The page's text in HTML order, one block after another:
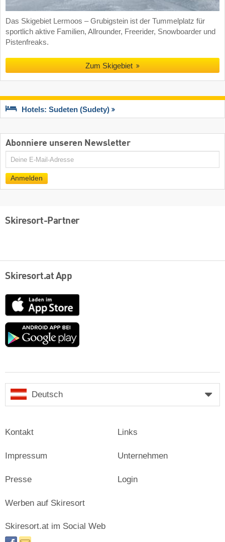
Das Skigebiet Lermoos – Grubigstein ist der Tummelplatz für
sportlich aktive Familien, Allrounder, Freerider, Snowboarder und
Pistenfreaks.
Zum Skigebiet
Hotels: Sudeten (Sudety)
Abonniere unseren Newsletter
E-
Anmelden
Skiresort-Partner
Skiresort.at App
App
Store
Google
Deutsch
Kontakt
Impressum
Presse
Links
Unternehmen
Login
Werben auf Skiresort
Skiresort.at im Social Web